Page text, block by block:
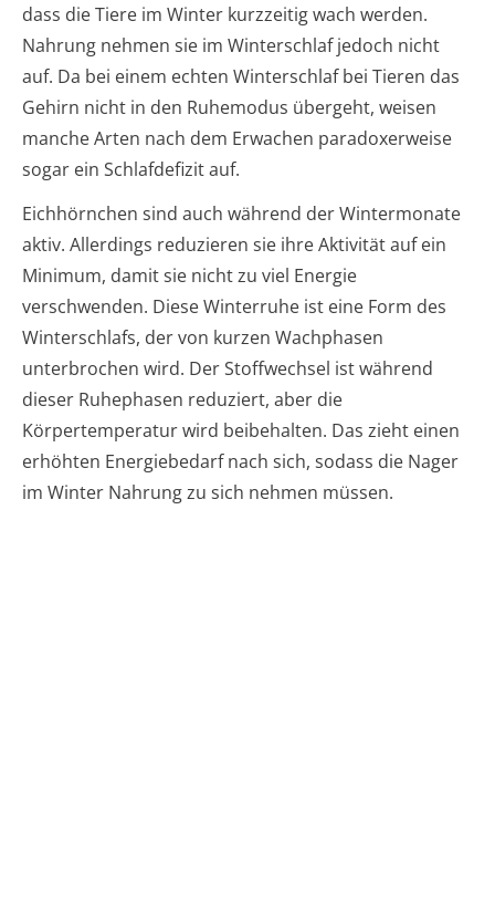
dass die Tiere im Winter kurzzeitig wach werden.
Nahrung nehmen sie im Winterschlaf jedoch nicht
auf. Da bei einem echten Winterschlaf bei Tieren das
Gehirn nicht in den Ruhemodus übergeht, weisen
manche Arten nach dem Erwachen paradoxerweise
sogar ein Schlafdefizit auf.
Eichhörnchen sind auch während der Wintermonate
aktiv. Allerdings reduzieren sie ihre Aktivität auf ein
Minimum, damit sie nicht zu viel Energie
verschwenden. Diese Winterruhe ist eine Form des
Winterschlafs, der von kurzen Wachphasen
unterbrochen wird. Der Stoffwechsel ist während
dieser Ruhephasen reduziert, aber die
Körpertemperatur wird beibehalten. Das zieht einen
erhöhten Energiebedarf nach sich, sodass die Nager
im Winter Nahrung zu sich nehmen müssen.